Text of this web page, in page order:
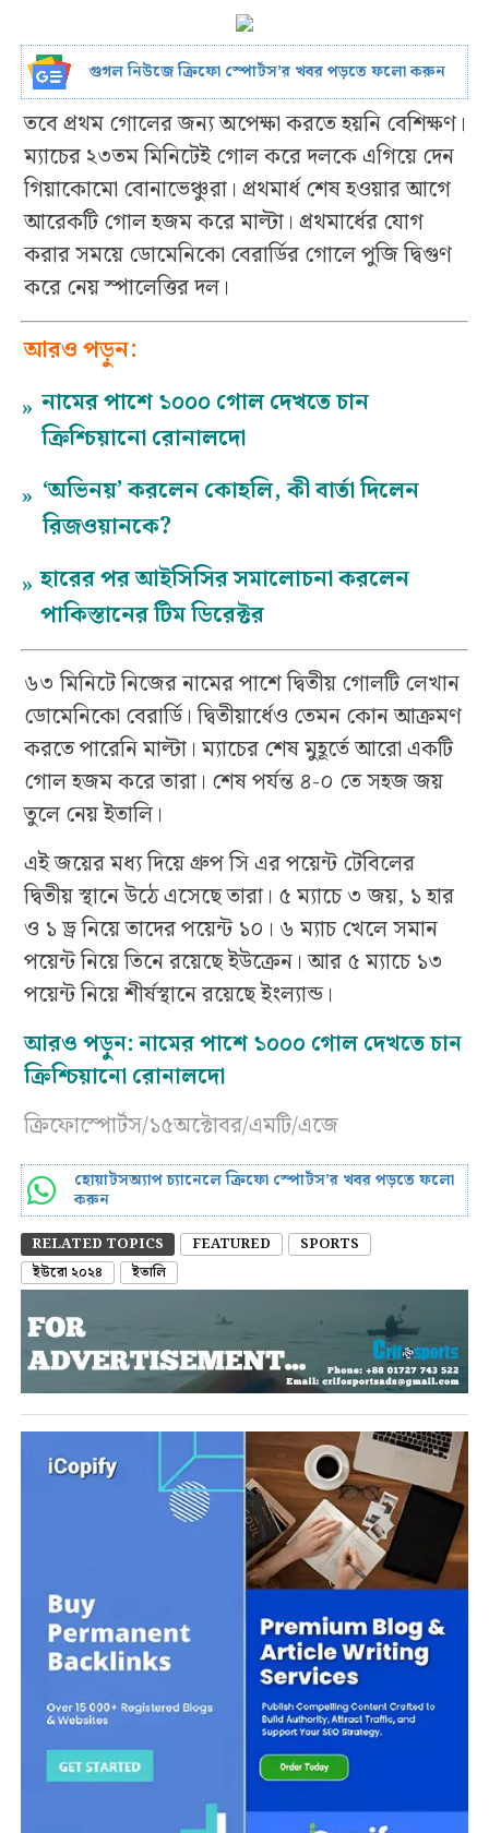
গুগল নিউজে ক্রিফো স্পোর্টস’র খবর পড়তে ফলো করুন
তবে প্রথম গোলের জন্য অপেক্ষা করতে হয়নি বেশিক্ষণ।
ম্যাচের ২৩তম মিনিটেই গোল করে দলকে এগিয়ে দেন
গিয়াকোমো বোনাভেঞ্চুরা। প্রথমার্ধ শেষ হওয়ার আগে
আরেকটি গোল হজম করে মাল্টা। প্রথমার্ধের যোগ
করার সময়ে ডোমেনিকো বেরার্ডির গোলে পুজি দ্বিগুণ
করে নেয় স্পালেত্তির দল।
আরও পড়ুন:
» নামের পাশে ১০০০ গোল দেখতে চান
ক্রিশ্চিয়ানো রোনালদো
» ‘অভিনয়’ করলেন কোহলি, কী বার্তা দিলেন
রিজওয়ানকে?
» হারের পর আইসিসির সমালোচনা করলেন
পাকিস্তানের টিম ডিরেক্টর
৬৩ মিনিটে নিজের নামের পাশে দ্বিতীয় গোলটি লেখান
ডোমেনিকো বেরার্ডি। দ্বিতীয়ার্ধেও তেমন কোন আক্রমণ
করতে পারেনি মাল্টা। ম্যাচের শেষ মুহূর্তে আরো একটি
গোল হজম করে তারা। শেষ পর্যন্ত ৪-০ তে সহজ জয়
তুলে নেয় ইতালি।
এই জয়ের মধ্য দিয়ে গ্রুপ সি এর পয়েন্ট টেবিলের
দ্বিতীয় স্থানে উঠে এসেছে তারা। ৫ ম্যাচে ৩ জয়, ১ হার
ও ১ ড্র নিয়ে তাদের পয়েন্ট ১০। ৬ ম্যাচ খেলে সমান
পয়েন্ট নিয়ে তিনে রয়েছে ইউক্রেন। আর ৫ ম্যাচে ১৩
পয়েন্ট নিয়ে শীর্ষস্থানে রয়েছে ইংল্যান্ড।
আরও পড়ুন: নামের পাশে ১০০০ গোল দেখতে চান
ক্রিশ্চিয়ানো রোনালদো
ক্রিফোস্পোর্টস/১৫অক্টোবর/এমটি/এজে
হোয়াটসঅ্যাপ চ্যানেলে ক্রিফো স্পোর্টস’র খবর পড়তে ফলো
করুন
RELATED TOPICS FEATURED
SPORTS
ইউরো ২০২৪
ইতালি